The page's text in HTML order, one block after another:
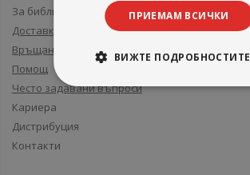
За библиотеки
Доставка
Връщане
Помощ
Често задавани въпроси
Кариера
Дистрибуция
Контакти
ПРИЕМАМ ВСИЧКИ
ВИЖТЕ ПОДРОБНОСТИТЕ